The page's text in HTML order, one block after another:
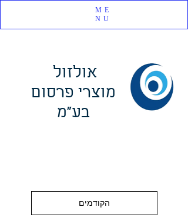
אולזול
מוצרי פרסום
בע"מ
ME
NU
הקודמים